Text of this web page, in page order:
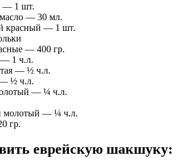
— 1 шт.
масло — 30 мл.
красный — 1 шт.
— 400 гр.
— 1 ч.л.
— ½ ч.л.
½ ч.л.
— ¼ ч.л.
молотый — ¼ ч.л.
гр.
еврейскую шакшуку: